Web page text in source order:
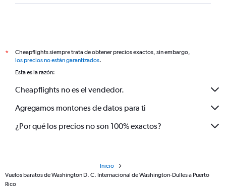
*
Cheapflights siempre trata de obtener precios exactos, sin embargo,
los precios no están garantizados.
Esta es la razón:
Cheapflights no es el vendedor.
Agregamos montones de datos para ti
¿Por qué los precios no son 100% exactos?
Inicio
Vuelos baratos de Washington D. C. Internacional de Washington-Dulles a Puerto
Rico